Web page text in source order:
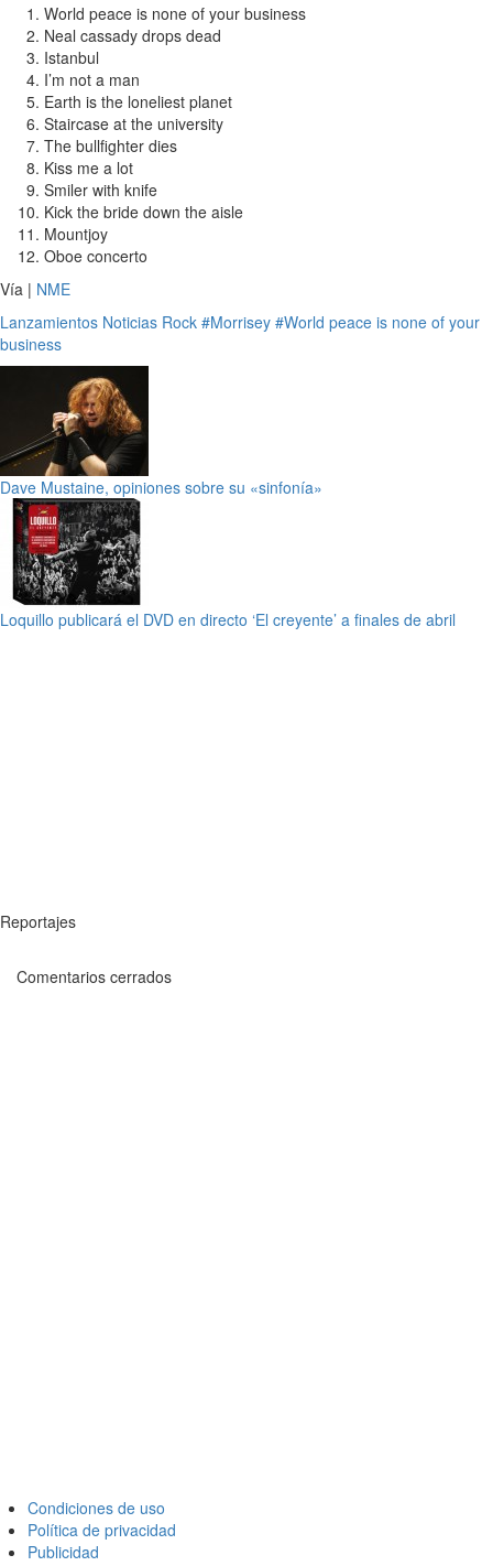
World peace is none of your business
Neal cassady drops dead
Istanbul
I’m not a man
Earth is the loneliest planet
Staircase at the university
The bullfighter dies
Kiss me a lot
Smiler with knife
Kick the bride down the aisle
Mountjoy
Oboe concerto
Vía | NME
Lanzamientos Noticias Rock #Morrisey #World peace is none of your
business
Dave Mustaine, opiniones sobre su «sinfonía»
Loquillo publicará el DVD en directo ‘El creyente’ a finales de abril
Reportajes
Comentarios cerrados
Condiciones de uso
Política de privacidad
Publicidad